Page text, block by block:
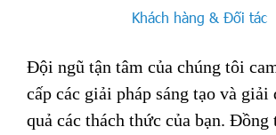
Khách hàng & Đối tác
Đội ngũ tận tâm của chúng tôi
cấp các giải pháp sáng tạo và giải
quả các thách thức của bạn. Đồng